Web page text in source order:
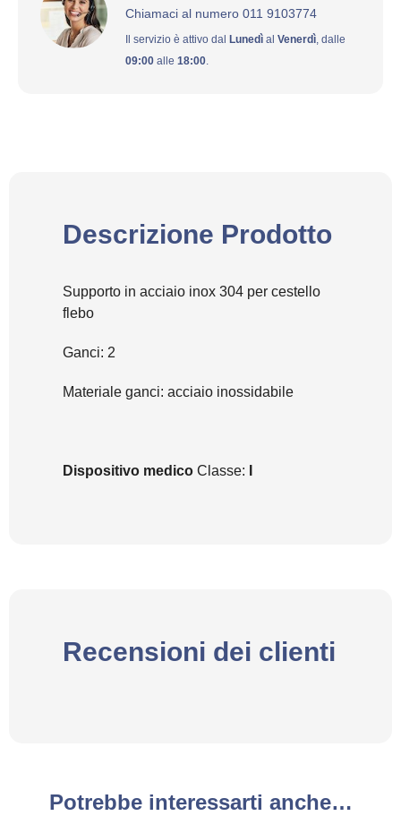
Chiamaci al numero 011 9103774
Il servizio è attivo dal Lunedì al Venerdì , dalle
09:00 alle 18:00
Descrizione Prodotto
Supporto in acciaio inox 304 per cestello
flebo
Ganci: 2
Materiale ganci: acciaio inossidabile
Dispositivo medico Classe:
Recensioni dei clienti
Potrebbe interessarti anche…